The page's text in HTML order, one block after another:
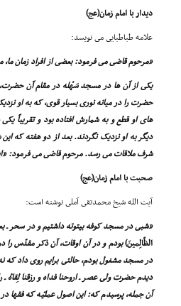
دیدار با امام زمان(عج)
علامه طباطبایى مى نویسد:
«مرحوم قاضى مى فرمود: بعضى از افراد زمان
یکى از آن ها در مسجد سَهْله در مقام آن
حضرت را در میانه نورى بسیار قوى، که به او
هاى او قطع و به شمارش افتاده بود و تقریباً
دیگر به او نزدیک نگردند. بعد از دو هفته که
شرف ملاقات مى رسد. مرحوم قاضى مى فرمود:
صحبت با امام زمان(عج)
آیت الله شیخ محمدتقى آملى نوشته است:
«شبى در مسجد کوفه بیتوته داشتیم و در سحر ـ
الظّالِمینَ)بودم و در آن اوقات، آن ذکر مقدّس را
در مسجد مشغول بودم، حالتى برایم روى داد که
دیدم حضرت ولى عصر ـ اروحنا فداه و رزقنا لِقاهُ ـ
آن جمله، پرسیدم که: این اصول عملیّه که فقها